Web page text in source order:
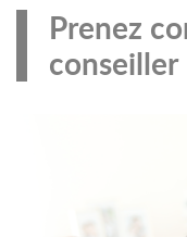
Prenez
conseiller